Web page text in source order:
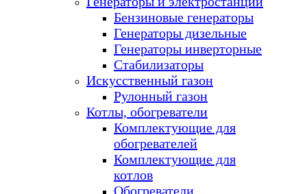
Бензиновые генераторы
Генераторы дизельные
Генераторы инверторные
Стабилизаторы
Искусственный газон
Рулонный газон
Котлы, обогреватели
Комплектующие для
обогревателей
Комплектующие для
котлов
Обогреватели